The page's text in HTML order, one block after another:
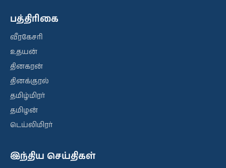
பத்திரிகை
வீரகேசரி
உதயன்
தினகரன்
தினக்குரல்
தமிழ்மிரர்
தமிழன்
டெய்லிமிரர்
இந்திய செய்திகள்